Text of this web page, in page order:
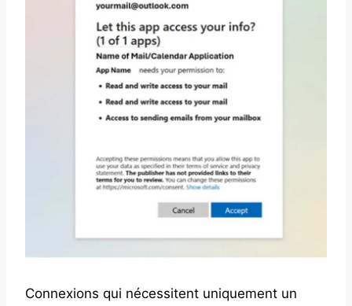
Connexions qui nécessitent uniquement un